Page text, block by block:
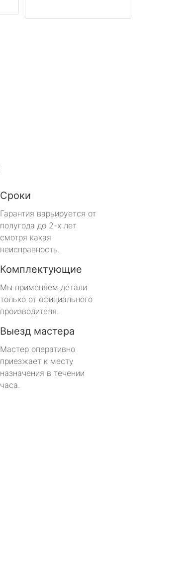
Сроки
Гарантия варьируется от
полугода до 2-х лет
смотря какая
неисправность.
Комплектующие
Мы применяем детали
только от официального
производителя.
Выезд мастера
Мастер оперативно
приезжает к месту
назначения в течении
часа.